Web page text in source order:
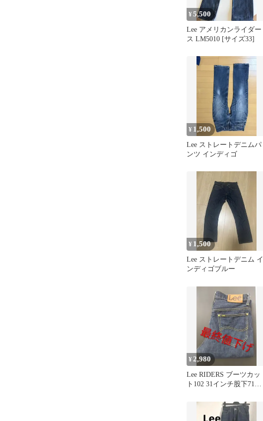
¥5,500
Lee アメリカンライダー
ス LM5010 [サイズ33]
¥ 1,500
Lee ストレートデニムパ
ンツ インディゴ
¥ 1,500
Lee ストレートデニム イ
ンディゴブルー
¥2,980
Lee RIDERS ブーツカッ
ト102 31インチ股下71セ